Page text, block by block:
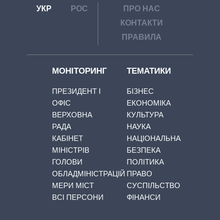
УКР РОС
ПРО НАС
КОНТАКТИ
ПРАВИЛА
МОНІТОРИНГ
ПРЕЗИДЕНТ І
ОФІС
ВЕРХОВНА
РАДА
КАБІНЕТ
МІНІСТРІВ
ГОЛОВИ
ОБЛАДМІНІСТРАЦІЙ
МЕРИ МІСТ
ВСІ ПЕРСОНИ
ТЕМАТИКИ
БІЗНЕС
ЕКОНОМІКА
КУЛЬТУРА
НАУКА
НАЦІОНАЛЬНА
БЕЗПЕКА
ПОЛІТИКА
ПРАВО
СУСПІЛЬСТВО
ФІНАНСИ